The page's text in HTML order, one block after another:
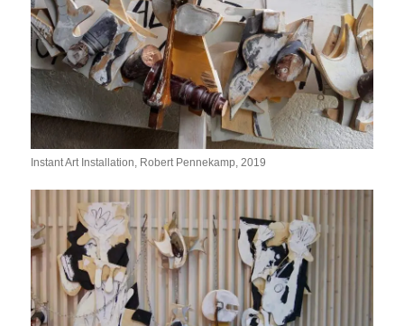
Instant Art Installation, Robert Pennekamp, 2019